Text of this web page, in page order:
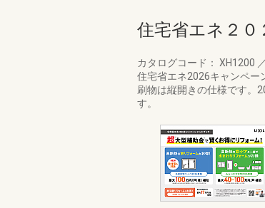
住宅省エネ２０
カタログコード： XH1200 ／
住宅省エネ2026キャンペー
刷物は縦開きの仕様です。
す。